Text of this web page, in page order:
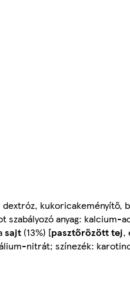
kukoricakeményítő,
anyag: kalcium-
sajt (13%) [pasztőrözött tej,
nitrát; színezék: